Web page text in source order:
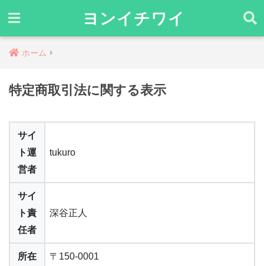
ヨンイチワイ
ホーム
特定商取引法に関する表示
サイ
ト運
営者
tukuro
サイ
ト責
任者
深谷正人
所在
〒150-0001